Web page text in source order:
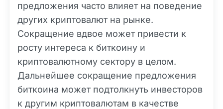
предложения часто влияет на поведение
других криптовалют на рынке.
Сокращение вдвое может привести к
росту интереса к биткоину и
криптовалютному сектору в целом.
Дальнейшее сокращение предложения
биткоина может подтолкнуть инвесторов
к другим криптовалютам в качестве